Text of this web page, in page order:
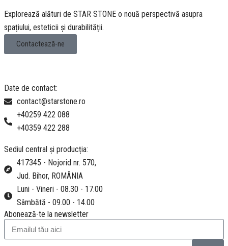
Explorează alături de STAR STONE o nouă perspectivă asupra
spațiului, esteticii și durabilității.
Contactează-ne
Date de contact:
contact@starstone.ro
+40259 422 088
+40359 422 288
Sediul central și producția:
417345 - Nojorid nr. 570,
Jud. Bihor, ROMÂNIA
Luni - Vineri - 08.30 - 17.00
Sâmbătă - 09.00 - 14.00
Abonează-te la newsletter